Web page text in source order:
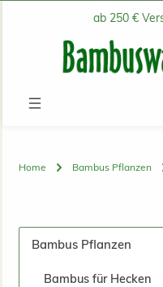
Zum Hauptinhalt springen
ab 250 €
Home Bambus Pflanzen
Bambus Pflanzen
Bambus für Hecken